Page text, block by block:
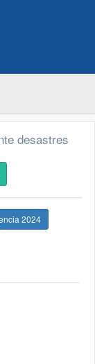
desastres
2024